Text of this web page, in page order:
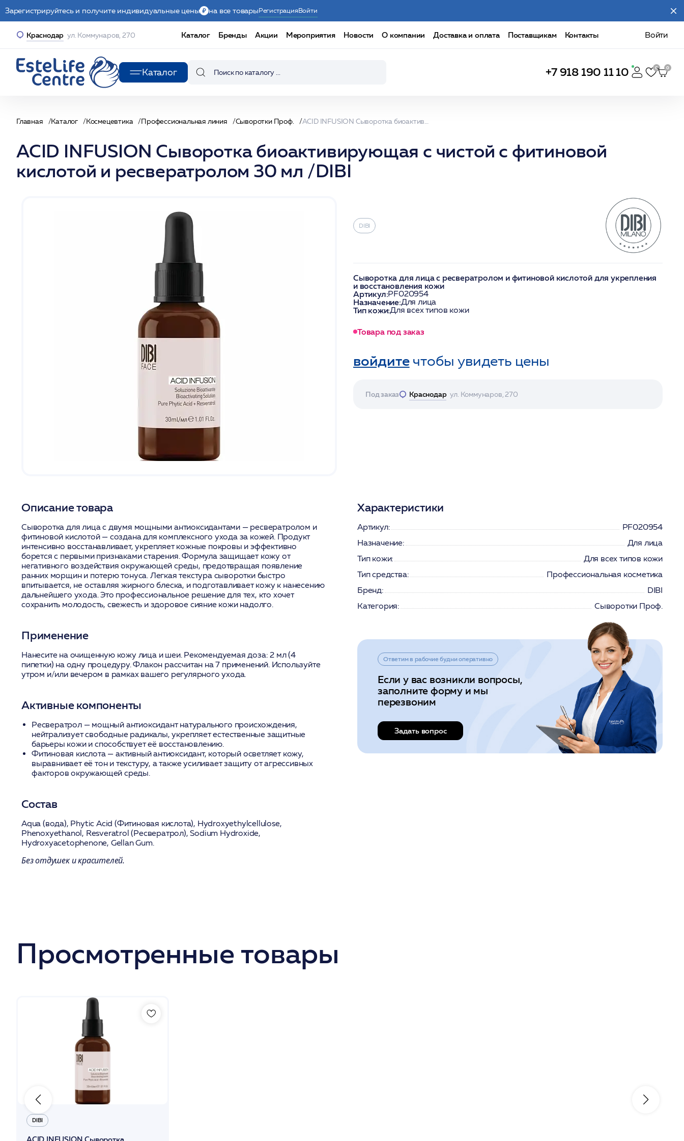
Зарегистрируйтесь и получите индивидуальные цены на все товарыРегистрацияВойти
Краснодар ул. Коммунаров, 270 Каталог Бренды Акции Мероприятия Новости О компании Доставка и оплата Поставщикам Контакты Войти
Каталог +7 918 190 11 10
Главная Каталог Космецевтика Профессиональная линия Сыворотки Проф.
ACID INFUSION Сыворотка биоактивирующая с чистой с фитиновой
кислотой и ресвератролом 30 мл /DIBI
DIBI
Сыворотка для лица с ресвератролом и фитиновой кислотой для укрепления
и восстановления кожи
Артикул:PF020954
Назначение:Для лица
Тип кожи:Для всех типов кожи
Товара под заказ
войдитечтобы увидеть цены
Под заказ Краснодар ул. Коммунаров, 270
Описание товара
Сыворотка для лица с двумя мощными антиоксидантами — ресвератролом и
фитиновой кислотой — создана для комплексного ухода за кожей. Продукт
интенсивно восстанавливает, укрепляет кожные покровы и эффективно
борется с первыми признаками старения. Формула защищает кожу от
негативного воздействия окружающей среды, предотвращая появление
ранних морщин и потерю тонуса. Легкая текстура сыворотки быстро
впитывается, не оставляя жирного блеска, и подготавливает кожу к нанесению
дальнейшего ухода. Это профессиональное решение для тех, кто хочет
сохранить молодость, свежесть и здоровое сияние кожи надолго.
Применение
Нанесите на очищенную кожу лица и шеи. Рекомендуемая доза: 2 мл (4
пипетки) на одну процедуру. Флакон рассчитан на 7 применений. Используйте
утром и/или вечером в рамках вашего регулярного ухода.
Активные компоненты
Ресвератрол— мощный антиоксидант натурального происхождения,
нейтрализует свободные радикалы, укрепляет естественные защитные
барьеры кожи и способствует её восстановлению.
Фитиновая кислота— активный антиоксидант, который осветляет кожу,
выравнивает её тон и текстуру, а также усиливает защиту от агрессивных
факторов окружающей среды.
Состав
Aqua (вода), Phytic Acid (Фитиновая кислота), Hydroxyethylcellulose,
Phenoxyethanol, Resveratrol (Ресвератрол), Sodium Hydroxide,
Hydroxyacetophenone, Gellan Gum.
Без отдушек и красителей.
Характеристики
Артикул:
PF020954
Назначение:
Для лица
Тип кожи:
Для всех типов кожи
Тип средства:
Профессиональная косметика
Бренд:
DIBI
Категория:
Сыворотки Проф.
Ответим в рабочие будни оперативно
Если у вас возникли вопросы,
заполните форму и мы
перезвоним
Задать вопрос
Просмотренные товары
DIBI